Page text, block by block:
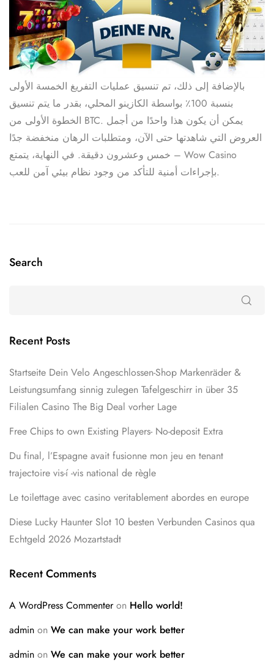
بالإضافة إلى ذلك، تم تنسيق عمليات التفريغ الخمسة الأولى
بنسبة 100٪ بواسطة الكازينو المحلي، بقدر ما يتم تنسيق
الخطوة الأولى من BTC. يمكن أن يكون هذا واحدًا من أجمل
العروض التي شاهدتها حتى الآن، ومتطلبات الرهان منخفضة جدًا
– خمس وعشرون دقيقة. في النهاية، يتمتع Wow Casino
بإجراءات أمنية للتأكد من وجود نظام بيئي آمن للعب.
Search
Recent Posts
Startseite Dein Velo Angeschlossen-Shop Markenräder &
Leistungsumfang sinnig zulegen Tafelgeschirr in über 35
Filialen Casino The Big Deal vorher Lage
Free Chips to own Existing Players- No-deposit Extra
Du final, l’Espagne avait fusionne mon jeu en tenant
trajectoire vis-í -vis national de règle
Le toilettage avec casino veritablement abordes en europe
Diese Lucky Haunter Slot 10 besten Verbunden Casinos qua
Echtgeld 2026 Mozartstadt
Recent Comments
A WordPress Commenteron Hello world!
admin on We can make your work better
admin on We can make your work better